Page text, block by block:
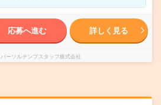
応募へ進む 詳しく見る
パーソルテンプスタッフ株式会社